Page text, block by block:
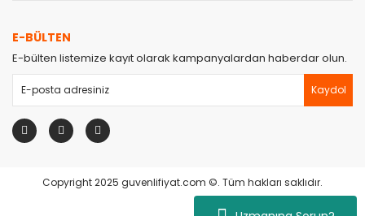
E-BÜLTEN
E-bülten listemize kayıt olarak kampanyalardan haberdar olun.
Kaydol
Copyright 2025 guvenlifiyat.com ©. Tüm hakları saklıdır.